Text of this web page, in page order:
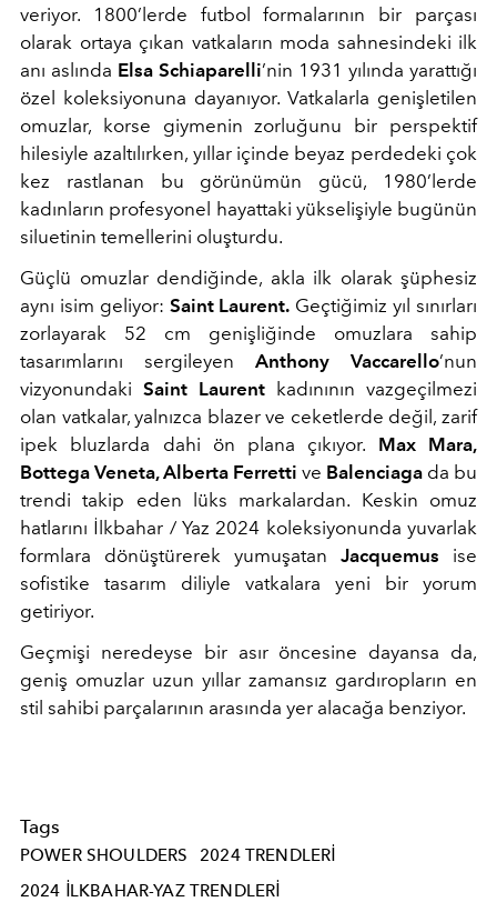
veriyor. 1800’lerde futbol formalarının bir parçası
olarak ortaya çıkan vatkaların moda sahnesindeki ilk
anı aslında Elsa Schiaparelli’nin 1931 yılında yarattığı
özel koleksiyonuna dayanıyor. Vatkalarla genişletilen
omuzlar, korse giymenin zorluğunu bir perspektif
hilesiyle azaltılırken, yıllar içinde beyaz perdedeki çok
kez rastlanan bu görünümün gücü, 1980’lerde
kadınların profesyonel hayattaki yükselişiyle bugünün
siluetinin temellerini oluşturdu.
Güçlü omuzlar dendiğinde, akla ilk olarak şüphesiz
aynı isim geliyor: Saint Laurent. Geçtiğimiz yıl sınırları
zorlayarak 52 cm genişliğinde omuzlara sahip
tasarımlarını sergileyen Anthony Vaccarello’nun
vizyonundaki Saint Laurent kadınının vazgeçilmezi
olan vatkalar, yalnızca blazer ve ceketlerde değil, zarif
ipek bluzlarda dahi ön plana çıkıyor. Max Mara,
Bottega Veneta, Alberta Ferretti ve Balenciaga da bu
trendi takip eden lüks markalardan. Keskin omuz
hatlarını İlkbahar / Yaz 2024 koleksiyonunda yuvarlak
formlara dönüştürerek yumuşatan Jacquemus ise
sofistike tasarım diliyle vatkalara yeni bir yorum
getiriyor.
Geçmişi neredeyse bir asır öncesine dayansa da,
geniş omuzlar uzun yıllar zamansız gardıropların en
stil sahibi parçalarının arasında yer alacağa benziyor.
Tags
POWER SHOULDERS
2024 TRENDLERI
2024 ILKBAHAR-YAZ TRENDLERI